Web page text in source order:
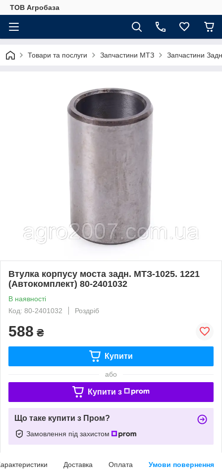
ТОВ Агробаза
Товари та послуги Запчастини МТЗ Запчастини
Втулка корпусу моста задн. МТЗ-1025. 1221
(Автокомплект) 80-2401032
В наявності
Код: 80-2401032
Роздріб
588 ₴
Купити
або
Купити з
Що таке купити з Пром?
Замовлення під захистом
Доставка Оплата Умови повернення